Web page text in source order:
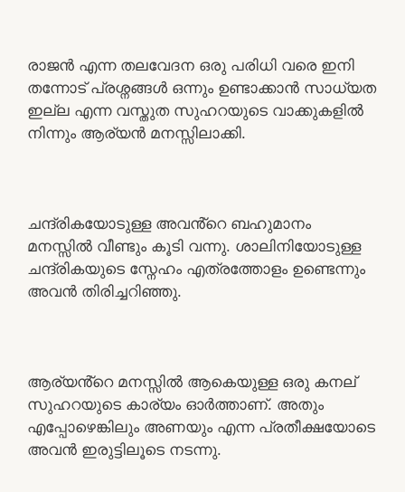
രാജൻ എന്ന തലവേദന ഒരു പരിധി വരെ ഇനി
തന്നോട് പ്രശ്നങ്ങൾ ഒന്നും ഉണ്ടാക്കാൻ സാധ്യത
ഇല്ല എന്ന വസ്തുത സുഹറയുടെ വാക്കുകളിൽ
നിന്നും ആര്യൻ മനസ്സിലാക്കി.
ചന്ദ്രികയോടുള്ള അവൻ്റെ ബഹുമാനം
മനസ്സിൽ വീണ്ടും കൂടി വന്നു. ശാലിനിയോടുള്ള
ചന്ദ്രികയുടെ സ്നേഹം എത്രത്തോളം ഉണ്ടെന്നും
അവൻ തിരിച്ചറിഞ്ഞു.
ആര്യൻ്റെ മനസ്സിൽ ആകെയുള്ള ഒരു കനല്
സുഹറയുടെ കാര്യം ഓർത്താണ്. അതും
എപ്പോഴെങ്കിലും അണയും എന്ന പ്രതീക്ഷയോടെ
അവൻ ഇരുട്ടിലൂടെ നടന്നു.